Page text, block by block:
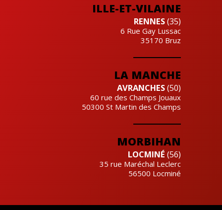
ILLE-ET-VILAINE
RENNES(35)
6 Rue Gay Lussac
35170 Bruz
LA MANCHE
AVRANCHES(50)
60 rue des Champs Jouaux
50300 St Martin des Champs
MORBIHAN
LOCMINÉ (56)
35 rue Maréchal Leclerc
56500 Locminé